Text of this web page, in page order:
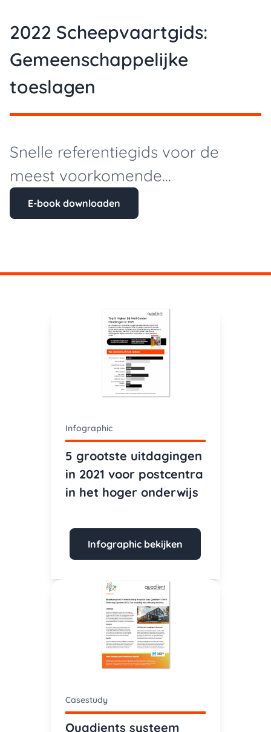
2022 Scheepvaartgids:
Gemeenschappelijke
toeslagen
Snelle referentiegids voor de
meest voorkomende...
E-book downloaden
Infographic
5 grootste uitdagingen
in 2021 voor postcentra
in het hoger onderwijs
Infographic bekijken
Casestudy
Quadients systeem